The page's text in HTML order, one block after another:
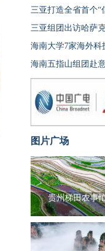
三亚打造全省首个“
海南大学7家海外科
图片广场
贵州梯田农事